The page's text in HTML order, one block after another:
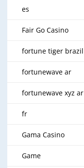
es
Fair Go Casino
fortune tiger brazil
fortunewave ar
fortunewave xyz ar
fr
Gama Casino
Game